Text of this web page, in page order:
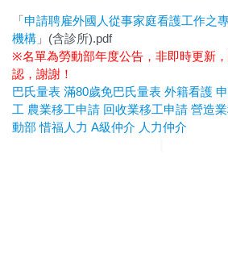
「申請聘雇外國人從事家庭看護工作之
機構 」(含診所).pdf
※名單為勞動部年度公告，非即時更新
認，謝謝！
巴氏量表 滿80歲免巴氏量表 外籍看護
工 農業移工申請 回收業移工申請 營造
動部 惜福人力 A級仲介 人力仲介